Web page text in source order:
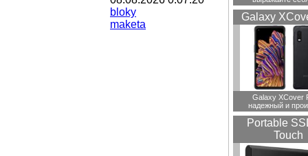
bloky
maketa
Galaxy
Galaxy XCover
надежный и
Portable
Touch